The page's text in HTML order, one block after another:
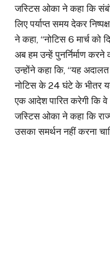
जस्टिस ओका ने कहा कि
लिए पर्याप्त समय देकर
ने कहा, “नोटिस 6 मार्च को
अब हम उन्हें पुनर्निर्माण
उन्होंने कहा कि, “यह
नोटिस के 24 घंटे के भीतर
एक आदेश पारित करेगी कि वे
जस्टिस ओका ने कहा कि
उसका समर्थन नहीं करना